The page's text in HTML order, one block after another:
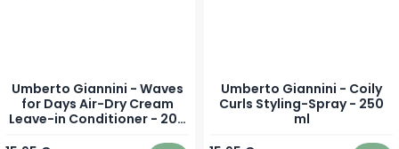
Umberto Giannini - Waves
for Days Air-Dry Cream
Leave-in Conditioner - 200
Umberto Giannini - Coily
Curls Styling-Spray - 250
ml